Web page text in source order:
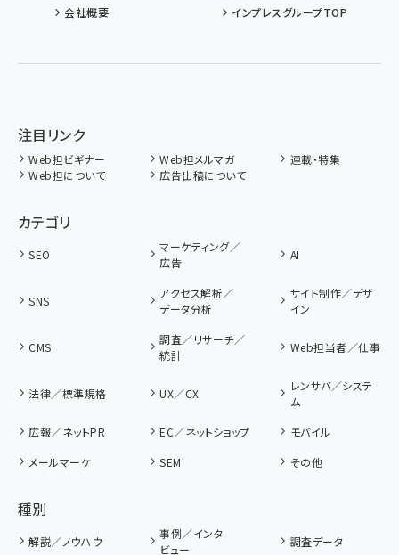
会社概要
インプレスグループTOP
注目リンク
Web担ビギナー Web担メルマガ
連載・特集
Web担について
広告出稿について
カテゴリ
SEO
マーケティング／
広告
AI
SNS
アクセス解析／
データ分析
サイト制作／デザ
イン
CMS
調査／リサーチ／
統計
Web担当者／仕事
法律／標準規格 UX／CX
レンサバ／システ
ム
広報／ネットPR
EC／ネットショップ
モバイル
メールマーケ
SEM その他
種別
解説／ノウハウ
事例／インタ
ビュー
調査データ